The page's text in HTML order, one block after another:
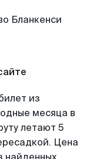
из
месяца в
летают 5
Цена